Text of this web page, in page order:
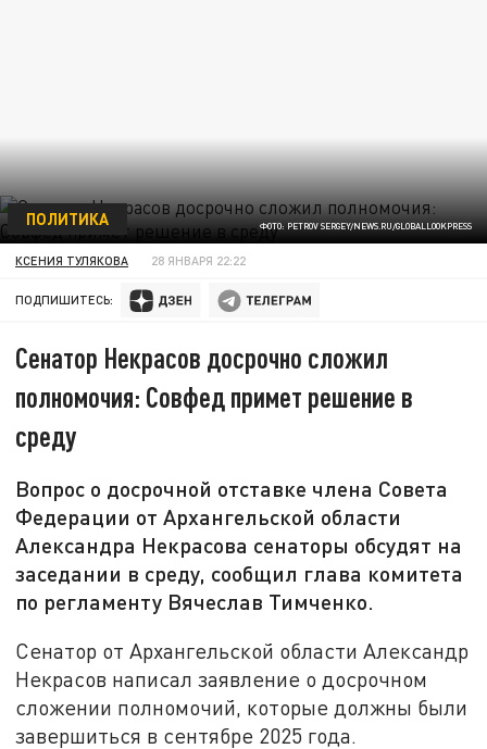
ФОТО: PETROV SERGEY/NEWS.RU/GLOBALLOOKPRESS
ПОЛИТИКА
КСЕНИЯ ТУЛЯКОВА 28 ЯНВАРЯ 22:22
ПОДПИШИТЕСЬ:
Сенатор Некрасов досрочно сложил
полномочия: Совфед примет решение в
среду
Вопрос о досрочной отставке члена Совета
Федерации от Архангельской области
Александра Некрасова сенаторы обсудят на
заседании в среду, сообщил глава комитета
по регламенту Вячеслав Тимченко.
Сенатор от Архангельской области Александр
Некрасов написал заявление о досрочном
сложении полномочий, которые должны были
завершиться в сентябре 2025 года.